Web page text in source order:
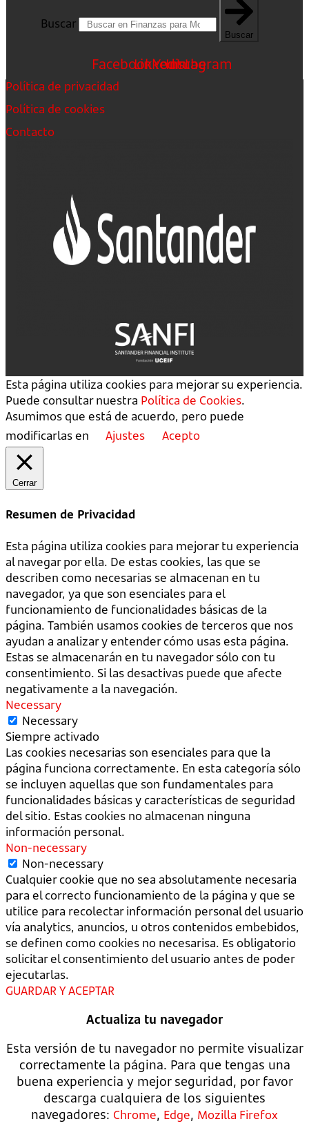
Buscar
Buscar
FacebookLinkedin
Youtube
Instagram
Política de privacidad
Política de cookies
Contacto
Esta página utiliza cookies para mejorar su experiencia.
Puede consultar nuestra Política de Cookies.
Asumimos que está de acuerdo, pero puede
modificarlas en
Ajustes Acepto
Cerrar
Resumen de Privacidad
Esta página utiliza cookies para mejorar tu experiencia
al navegar por ella. De estas cookies, las que se
describen como necesarias se almacenan en tu
navegador, ya que son esenciales para el
funcionamiento de funcionalidades básicas de la
página. También usamos cookies de terceros que nos
ayudan a analizar y entender cómo usas esta página.
Estas se almacenarán en tu navegador sólo con tu
consentimiento. Si las desactivas puede que afecte
negativamente a la navegación.
Necessary
Necessary
Siempre activado
Las cookies necesarias son esenciales para que la
página funciona correctamente. En esta categoría sólo
se incluyen aquellas que son fundamentales para
funcionalidades básicas y características de seguridad
del sitio. Estas cookies no almacenan ninguna
información personal.
Non-necessary
Non-necessary
Cualquier cookie que no sea absolutamente necesaria
para el correcto funcionamiento de la página y que se
utilice para recolectar información personal del usuario
vía analytics, anuncios, u otros contenidos embebidos,
se definen como cookies no necesarisa. Es obligatorio
solicitar el consentimiento del usuario antes de poder
ejecutarlas.
GUARDAR Y ACEPTAR
Actualiza tu navegador
Esta versión de tu navegador no permite visualizar
correctamente la página. Para que tengas una
buena experiencia y mejor seguridad, por favor
descarga cualquiera de los siguientes
navegadores: Chrome, Edge, Mozilla Firefox